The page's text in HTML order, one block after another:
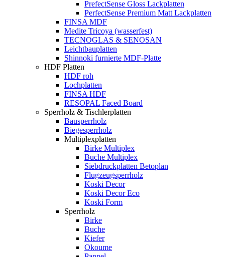
PrefectSense Gloss Lackplatten
PerfectSense Premium Matt Lackplatten
FINSA MDF
Medite Tricoya (wasserfest)
TECNOGLAS & SENOSAN
Leichtbauplatten
Shinnoki furnierte MDF-Platte
HDF Platten
HDF roh
Lochplatten
FINSA HDF
RESOPAL Faced Board
Sperrholz & Tischlerplatten
Bausperrholz
Biegesperrholz
Multiplexplatten
Birke Multiplex
Buche Multiplex
Siebdruckplatten Betoplan
Flugzeugsperrholz
Koski Decor
Koski Decor Eco
Koski Form
Sperrholz
Birke
Buche
Kiefer
Okoume